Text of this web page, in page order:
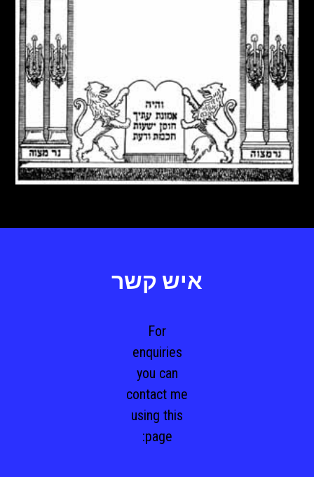
איש קשר
For
enquiries
you can
contact me
using this
page: